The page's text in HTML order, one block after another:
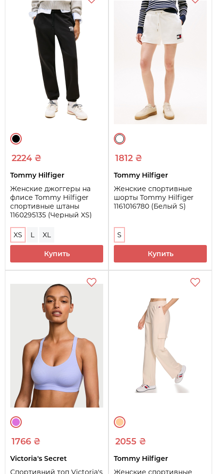
2224 ₴
Tommy Hilfiger
Женские джоггеры на
флисе Tommy Hilfiger
спортивные штаны
1160295135 (Черный XS)
XS L XL
Купить
1812 ₴
Tommy Hilfiger
Женские спортивные
шорты Tommy Hilfiger
1161016780 (Белый S)
S
Купить
1766 ₴
Victoria's Secret
Спортивний топ Victoria's
2055 ₴
Tommy Hilfiger
Женские спортивные